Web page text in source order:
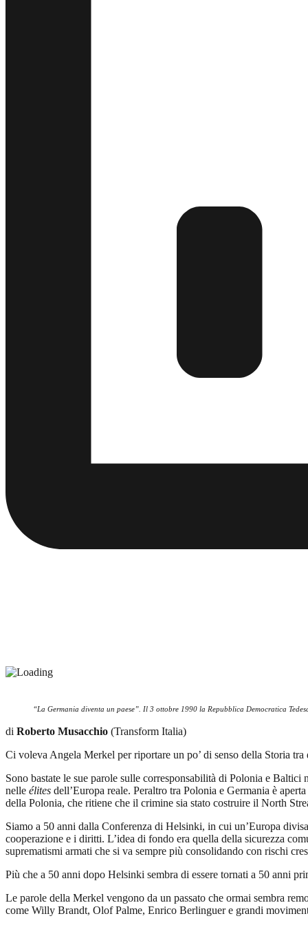
“La Germania diventa un paese”. Il 3 ottobre 1990 la Repubblica Democratica
di Roberto Musacchio (Transform Italia)
Ci voleva Angela Merkel per riportare un po’ di senso della Storia
Sono bastate le sue parole sulle corresponsabilità di Polonia e
nelle élites dell’Europa reale. Peraltro tra Polonia e Germania è
della Polonia, che ritiene che il crimine sia stato costruire il North
Siamo a 50 anni dalla Conferenza di Helsinki, in cui un’Europa
cooperazione e i diritti. L’idea di fondo era quella della sicurezza
suprematismi armati che si va sempre più consolidando con rischi
Più che a 50 anni dopo Helsinki sembra di essere tornati a 50 anni
Le parole della Merkel vengono da un passato che ormai sembra
come Willy Brandt, Olof Palme, Enrico Berlinguer e grandi